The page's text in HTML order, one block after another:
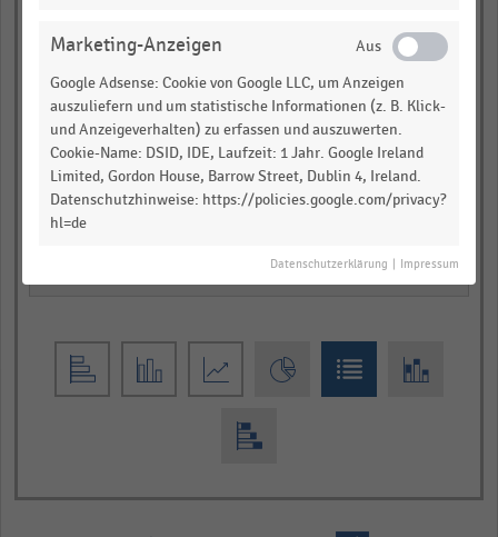
empty
Zahl der Kassen
empty
empty
Marketing-Anzeigen
Google Adsense: Cookie von Google LLC, um Anzeigen
auszuliefern und um statistische Informationen (z. B. Klick-
und Anzeigeverhalten) zu erfassen und auszuwerten.
Cookie-Name: DSID, IDE, Laufzeit: 1 Jahr. Google Ireland
Limited, Gordon House, Barrow Street, Dublin 4, Ireland.
Datenschutzhinweise: https://policies.google.com/privacy?
hl=de
Datenschutzerklärung Impressum